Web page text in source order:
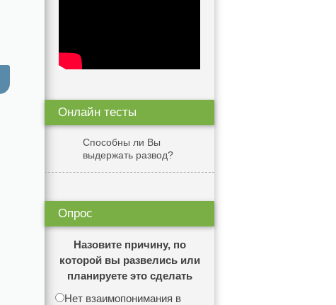
Онлайн тесты
Способны ли Вы
выдержать развод?
Опрос
Назовите причину, по
которой вы развелись или
планируете это сделать
Нет взаимопонимания в